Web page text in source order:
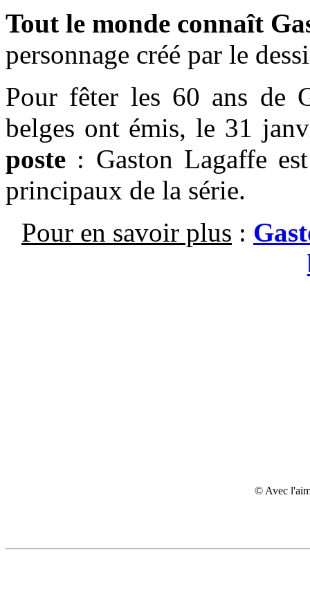
Tout le monde connaît
personnage créé par le
Pour fêter les 60 ans de
belges ont émis, le 31
poste : Gaston Lagaffe
principaux de la série.
Pour en savoir plus :
© Avec